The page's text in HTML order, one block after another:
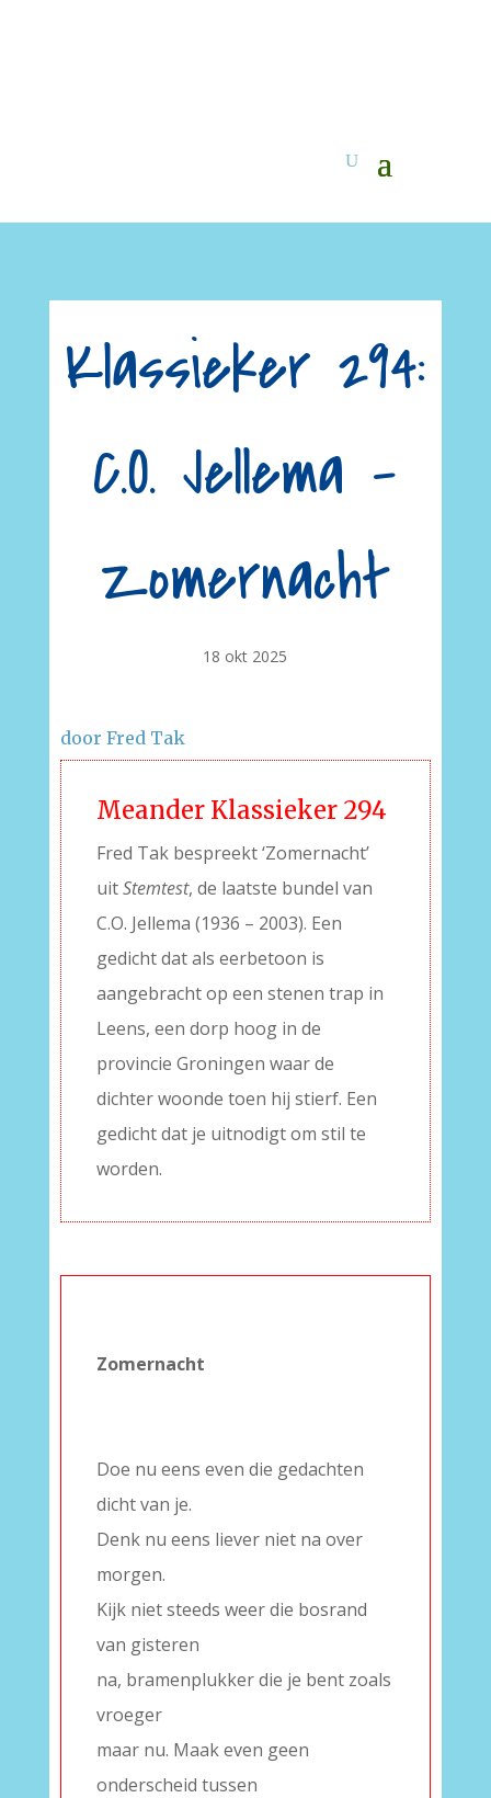
Klassieker 294:
C.O. Jellema –
Zomernacht
18 okt 2025
door Fred Tak
Meander Klassieker 294
Fred Tak bespreekt ‘Zomernacht’
uitStemtest, de laatste bundel van
C.O. Jellema (1936 – 2003). Een
gedicht dat als eerbetoon is
aangebracht op een stenen trap in
Leens, een dorp hoog in de
provincie Groningen waar de
dichter woonde toen hij stierf. Een
gedicht dat je uitnodigt om stil te
worden.
Zomernacht
Doe nu eens even die gedachten
dicht van je.
Denk nu eens liever niet na over
morgen.
Kijk niet steeds weer die bosrand
van gisteren
na, bramenplukker die je bent zoals
vroeger
maar nu. Maak even geen
onderscheid tussen